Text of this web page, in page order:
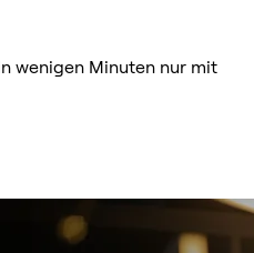
wenigen Minuten nur mit